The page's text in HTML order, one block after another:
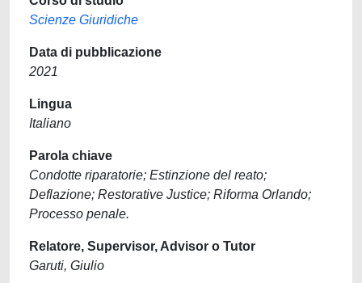
Scienze Giuridiche
Data di pubblicazione
2021
Lingua
Italiano
Parola chiave
Condotte riparatorie; Estinzione del reato;
Deflazione; Restorative Justice; Riforma Orlando;
Processo penale.
Relatore, Supervisor, Advisor o Tutor
Garuti, Giulio